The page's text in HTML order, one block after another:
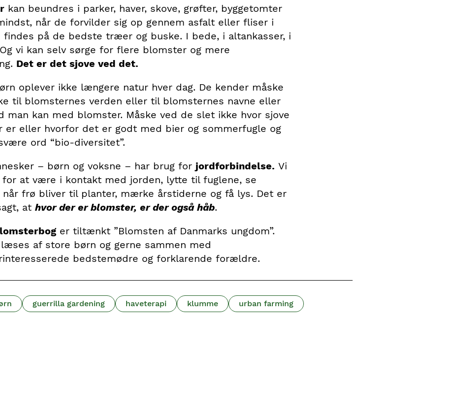
kan beundres i parker, haver, skove, grøfter, byggetomter
når de forvilder sig op gennem asfalt eller fliser i
findes på de bedste træer og buske. I bede, i altankasser, i
vi kan selv sørge for flere blomster og mere
Det er det sjove ved det.
oplever ikke længere natur hver dag. De kender måske
til blomsternes verden eller til blomsternes navne eller
man kan med blomster. Måske ved de slet ikke hvor sjove
er eller hvorfor det er godt med bier og sommerfugle og
ord “bio-diversitet”.
– børn og voksne – har brug for jordforbindelse. Vi
for at være i kontakt med jorden, lytte til fuglene, se
når frø bliver til planter, mærke årstiderne og få lys. Det er
at hvor der er blomster, er der også håb.
er tiltænkt ”Blomsten af Danmarks ungdom”.
læses af store børn og gerne sammen med
bedstemødre og forklarende forældre.
guerrilla gardening haveterapi klumme urban farming